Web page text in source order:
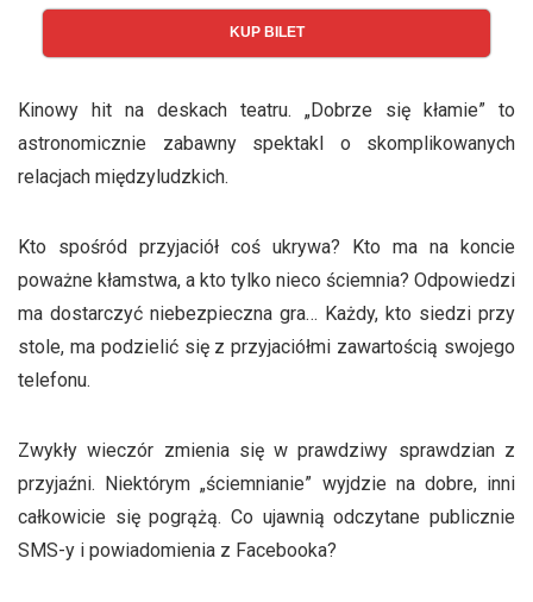
KUP BILET
Kinowy hit na deskach teatru. „Dobrze się kłamie” to
astronomicznie zabawny spektakl o skomplikowanych
relacjach międzyludzkich.
Kto spośród przyjaciół coś ukrywa? Kto ma na koncie
poważne kłamstwa, a kto tylko nieco ściemnia? Odpowiedzi
ma dostarczyć niebezpieczna gra… Każdy, kto siedzi przy
stole, ma podzielić się z przyjaciółmi zawartością swojego
telefonu.
Zwykły wieczór zmienia się w prawdziwy sprawdzian z
przyjaźni. Niektórym „ściemnianie” wyjdzie na dobre, inni
całkowicie się pogrążą. Co ujawnią odczytane publicznie
SMS-y i powiadomienia z Facebooka?